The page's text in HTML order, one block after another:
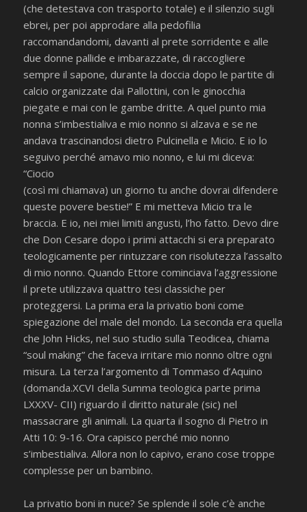
(che detestava con trasporto totale) e il silenzio sugli
ebrei, per poi approdare alla pedofilia
raccomandandomi, davanti al prete sorridente e alle
due donne pallide e imbarazzate, di raccogliere
sempre il sapone, durante la doccia dopo le partite di
calcio organizzate dai Pallottini, con le ginocchia
piegate e mai con le gambe dritte. A quel punto mia
nonna s’imbestialiva e mio nonno si alzava e se ne
andava trascinandosi dietro Pulcinella e Micio. E io lo
seguivo perché amavo mio nonno, e lui mi diceva:
“Ciocio
(così mi chiamava) un giorno tu anche dovrai difendere
queste povere bestie!” E mi metteva Micio tra le
braccia. E io, nei miei limiti angusti, l’ho fatto. Devo dire
che Don Cesare dopo i primi attacchi si era preparato
teologicamente per rintuzzare con risolutezza l’assalto
di mio nonno. Quando Ettore cominciava l’aggressione
il prete utilizzava quattro tesi classiche per
proteggersi. La prima era la privatio boni come
spiegazione del male del mondo. La seconda era quella
che John Hicks, nel suo studio sulla Teodicea, chiama
“soul making” che faceva irritare mio nonno oltre ogni
misura. La terza l’argomento di Tommaso d’Aquino
(domanda.XCVI della Summa teologica parte prima
LXXXV- CII) riguardo il diritto naturale (sic) nel
massacrare gli animali. La quarta il sogno di Pietro in
Atti 10: 9-16. Ora capisco perché mio nonno
s’imbestialiva. Allora non lo capivo, erano cose troppe
complesse per un bambino.
La privatio boni in nuce? Se splende il sole c’è anche